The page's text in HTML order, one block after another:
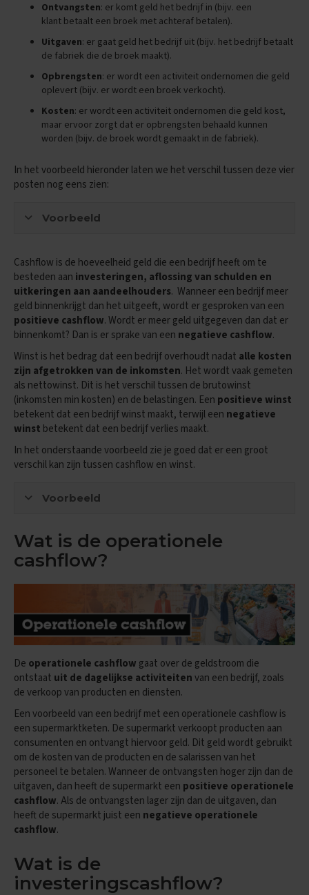
n
e
x
a
m
e
n
s
s
x
a
n
t
i
p
s
O
f
e
n
e
x
a
e
n
n
o
m
e
E
x
a
e
n
t
p
s
e
f
e
n
e
x
e
s
Ontvangsten: er komt geld het bedrijf in (bijv. een
klant betaalt een broek met achteraf betalen).
Uitgaven: er gaat geld het bedrijf uit (bijv. het bedrijf betaalt
de fabriek die de broek maakt).
Opbrengsten: er wordt een activiteit ondernomen die geld
oplevert (bijv. er wordt een broek verkocht).
Kosten: er wordt een activiteit ondernomen die geld kost,
maar ervoor zorgt dat er opbrengsten behaald kunnen
worden (bijv. de broek wordt gemaakt in de fabriek).
In het voorbeeld hieronder laten we het verschil tussen deze vier
posten nog eens zien:
Voorbeeld
Cashflow is de hoeveelheid geld die een bedrijf heeft om te
besteden aan investeringen, aflossing van schulden en
uitkeringen aan aandeelhouders. Wanneer een bedrijf meer
geld binnenkrijgt dan het uitgeeft, wordt er gesproken van een
positieve cashflow. Wordt er meer geld uitgegeven dan dat er
binnenkomt? Dan is er sprake van een negatieve cashflow.
Winst is het bedrag dat een bedrijf overhoudt nadat alle kosten
zijn afgetrokken van de inkomsten. Het wordt vaak gemeten
als nettowinst. Dit is het verschil tussen de brutowinst
(inkomsten min kosten) en de belastingen. Een positieve winst
betekent dat een bedrijf winst maakt, terwijl een negatieve
winst betekent dat een bedrijf verlies maakt.
In het onderstaande voorbeeld zie je goed dat er een groot
verschil kan zijn tussen cashflow en winst.
Voorbeeld
Wat is de operationele
cashflow?
De operationele cashflow gaat over de geldstroom die
ontstaat uit de dagelijkse activiteitenvan een bedrijf, zoals
de verkoop van producten en diensten.
Een voorbeeld van een bedrijf met een operationele cashflow is
een supermarktketen. De supermarkt verkoopt producten aan
consumenten en ontvangt hiervoor geld. Dit geld wordt gebruikt
om de kosten van de producten en de salarissen van het
personeel te betalen. Wanneer de ontvangsten hoger zijn dan de
uitgaven, dan heeft de supermarkt een positieve operationele
cashflow. Als de ontvangsten lager zijn dan de uitgaven, dan
heeft de supermarkt juist een negatieve operationele
cashflow.
Wat is de
investeringscashflow?